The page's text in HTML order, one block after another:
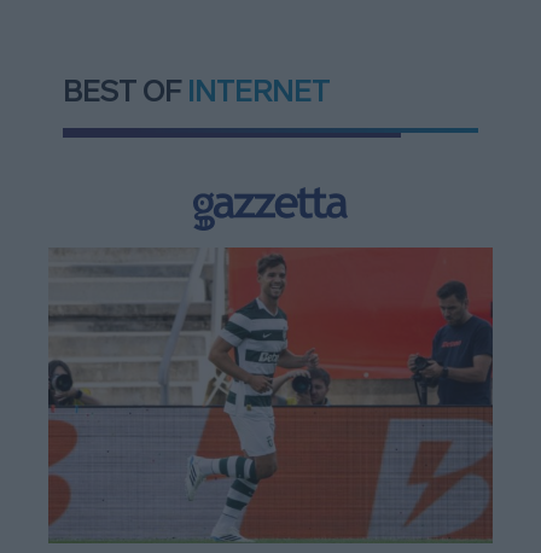
BEST OF INTERNET